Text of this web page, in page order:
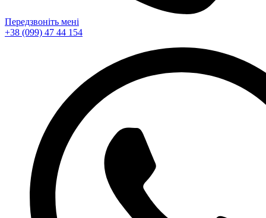
Передзвоніть мені
+38 (099) 47 44 154